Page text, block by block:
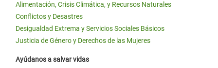
Alimentación, Crisis Climática, y Recursos Naturales
Conflictos y Desastres
Desigualdad Extrema y Servicios Sociales Básicos
Justicia de Género y Derechos de las Mujeres
Ayúdanos a salvar vidas